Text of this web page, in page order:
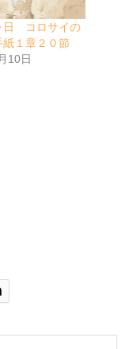
日 コロサイの
１章２０節
10日